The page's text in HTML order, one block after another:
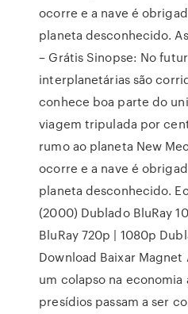
ocorre e a nave é
planeta desconhecido.
– Grátis Sinopse: No
interplanetárias são
conhece boa parte do
viagem tripulada por
rumo ao planeta New
ocorre e a nave é
planeta desconhecido.
(2000) Dublado BluRay
BluRay 720p | 1080p
Download Baixar Magnet
um colapso na economia
presídios passam a ser